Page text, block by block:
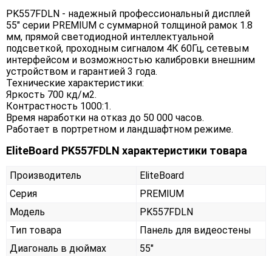
PK557FDLN - надежный профессиональный дисплей
55" серии PREMIUM с суммарной толщиной рамок 1.8
мм, прямой светодиодной интеллектуальной
подсветкой, проходным сигналом 4К 60Гц, сетевым
интерфейсом и возможностью калибровки внешним
устройством и гарантией 3 года.
Технические характеристики:
Яркость 700 кд/м2.
Контрастность 1000:1.
Время наработки на отказ до 50 000 часов.
Работает в портретном и ландшафтном режиме.
EliteBoard PK557FDLN характеристики товара
Производитель
EliteBoard
Серия
PREMIUM
Модель
PK557FDLN
Тип товара
Панель для видеостены
Диагональ в дюймах
55"